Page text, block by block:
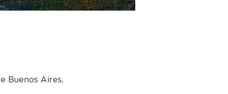
Buenos Aires,